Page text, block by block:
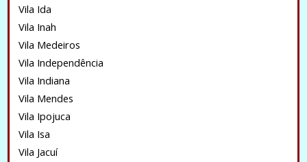
Vila Ida
Vila Inah
Vila Medeiros
Vila Independência
Vila Indiana
Vila Mendes
Vila Ipojuca
Vila Isa
Vila Jacuí